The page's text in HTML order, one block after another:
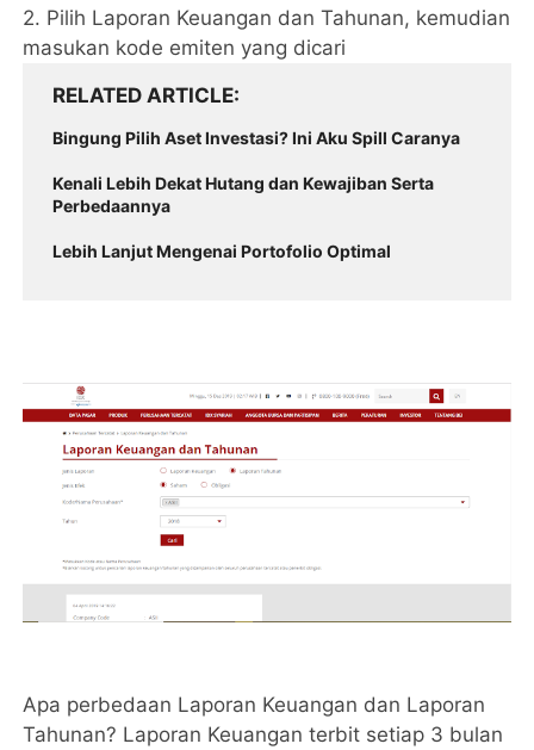
2. Pilih Laporan Keuangan dan Tahunan, kemudian
masukan kode emiten yang dicari
RELATED ARTICLE
Bingung Pilih Aset Investasi? Ini Aku Spill Caranya
Kenali Lebih Dekat Hutang dan Kewajiban Serta
Perbedaannya
Lebih Lanjut Mengenai Portofolio Optimal
Apa perbedaan Laporan Keuangan dan Laporan
Tahunan? Laporan Keuangan terbit setiap 3 bulan